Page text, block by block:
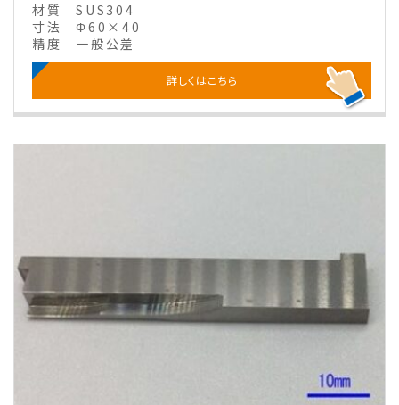
材質
SUS304
寸法
Φ60×40
精度
一般公差
詳しくはこちら